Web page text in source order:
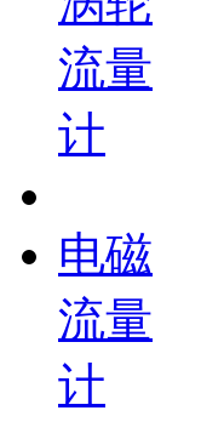
流量
计
电磁
流量
计